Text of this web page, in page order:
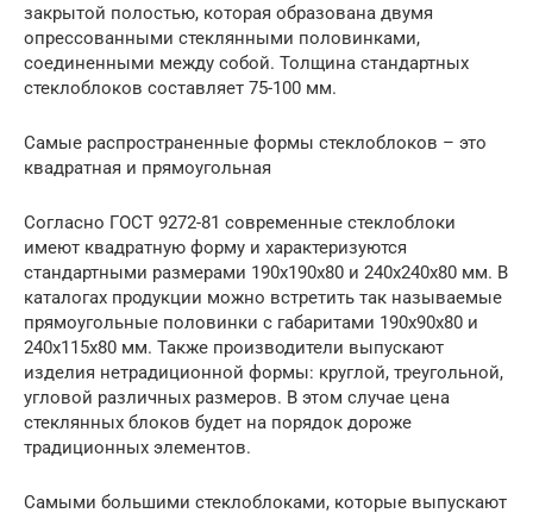
закрытой полостью, которая образована двумя
опрессованными стеклянными половинками,
соединенными между собой. Толщина стандартных
стеклоблоков составляет 75-100 мм.
Самые распространенные формы стеклоблоков – это
квадратная и прямоугольная
Согласно ГОСТ 9272-81 современные стеклоблоки
имеют квадратную форму и характеризуются
стандартными размерами 190х190х80 и 240х240х80 мм. В
каталогах продукции можно встретить так называемые
прямоугольные половинки с габаритами 190х90х80 и
240х115х80 мм. Также производители выпускают
изделия нетрадиционной формы: круглой, треугольной,
угловой различных размеров. В этом случае цена
стеклянных блоков будет на порядок дороже
традиционных элементов.
Самыми большими стеклоблоками, которые выпускают